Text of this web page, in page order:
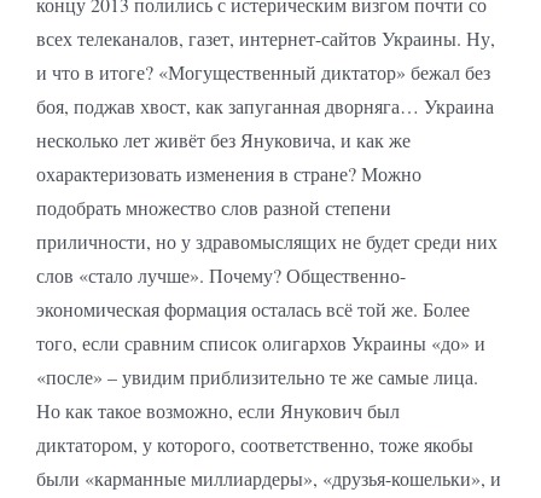
всех телеканалов, газет, интернет-сайтов Украины. Ну,
и что в итоге? «Могущественный диктатор» бежал без
боя, поджав хвост, как запуганная дворняга… Украина
несколько лет живёт без Януковича, и как же
охарактеризовать изменения в стране? Можно
подобрать множество слов разной степени
приличности, но у здравомыслящих не будет среди них
слов «стало лучше». Почему? Общественно-
экономическая формация осталась всё той же. Более
того, если сравним список олигархов Украины «до» и
«после» – увидим приблизительно те же самые лица.
Но как такое возможно, если Янукович был
диктатором, у которого, соответственно, тоже якобы
были «карманные миллиардеры», «друзья-кошельки», и